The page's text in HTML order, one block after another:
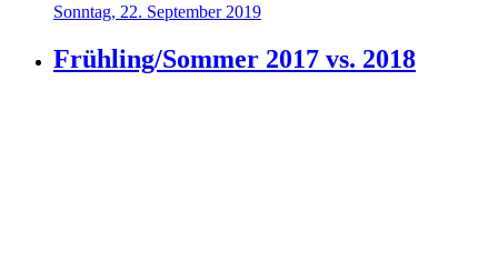
Sonntag, 22. September 2019
Frühling/Sommer 2017 vs. 2018